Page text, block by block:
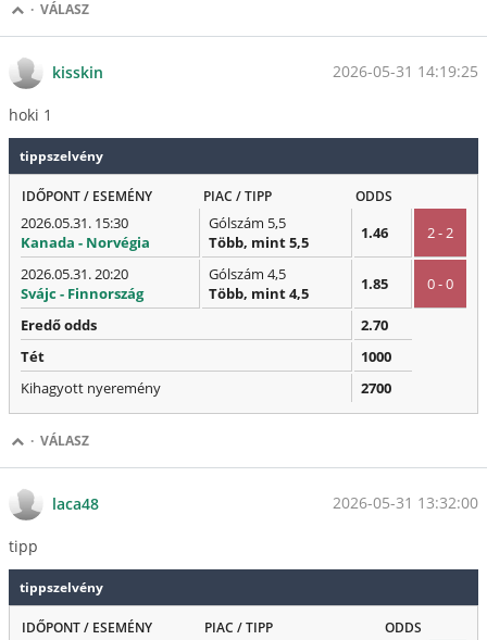
· VÁLASZ
kisskin 2026-05-31 14:19:25
hoki 1
tippszelvény
IDŐPONT / ESEMÉNY PIAC / TIPP ODDS
2026.05.31. 15:30
Kanada - Norvégia
Gólszám 5,5
Több, mint 5,5
1.46 2 - 2
2026.05.31. 20:20
Svájc - Finnország
Gólszám 4,5
Több, mint 4,5
1.85 0 - 0
Eredő odds
2.70
Tét
1000
Kihagyott nyeremény
2700
· VÁLASZ
laca48 2026-05-31 13:32:00
tipp
tippszelvény
IDŐPONT / ESEMÉNY PIAC / TIPP ODDS